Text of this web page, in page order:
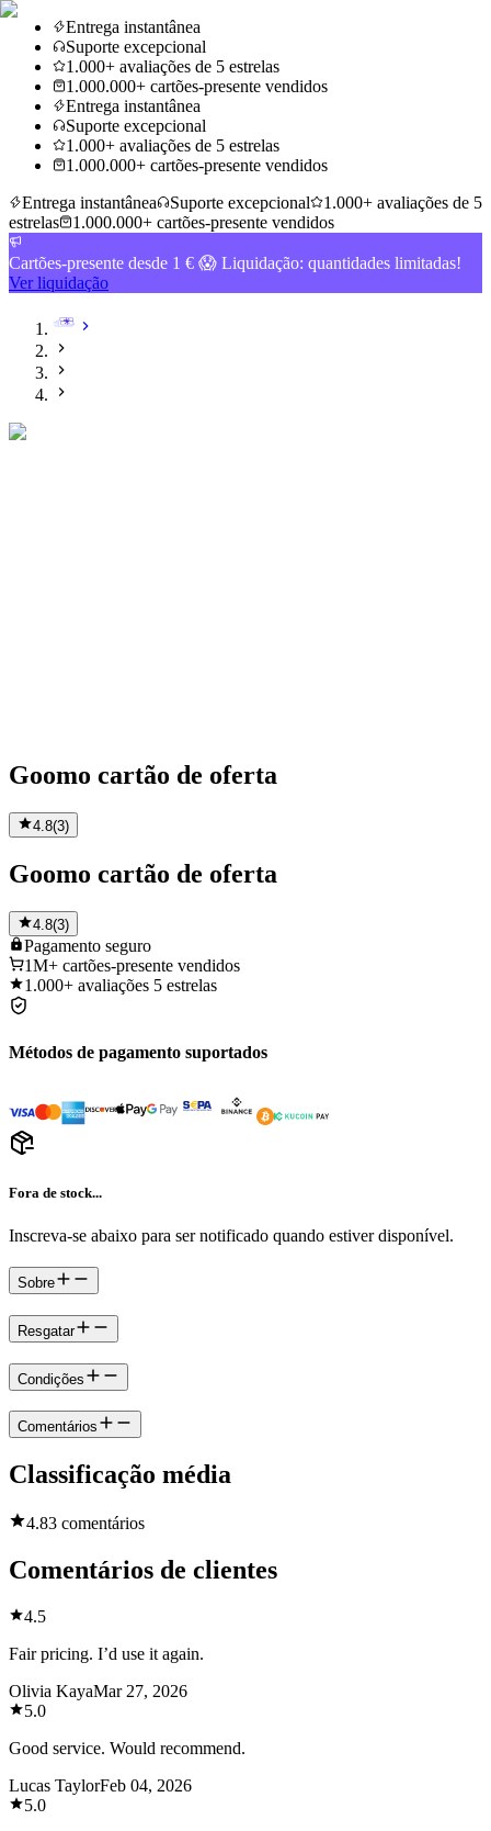
Entrega instantânea
Suporte excepcional
1.000+ avaliações de 5 estrelas
1.000.000+ cartões-presente vendidos
Entrega instantânea
Suporte excepcional
1.000+ avaliações de 5 estrelas
1.000.000+ cartões-presente vendidos
Entrega instantânea
Suporte excepcional
1.000+ avaliações de 5
estrelas
1.000.000+ cartões-presente vendidos
Cartões-presente desde 1 € 😱 Liquidação: quantidades limitadas!
Ver liquidação
Goomo cartão de oferta
4.8(3)
Goomo cartão de oferta
4.8(3)
Pagamento seguro
1M+ cartões-presente vendidos
1.000+ avaliações 5 estrelas
Métodos de pagamento suportados
Fora de stock...
Inscreva-se abaixo para ser notificado quando estiver disponível.
Sobre
Resgatar
Condições
Comentários
Classificação média
4.83 comentários
Comentários de clientes
4.5
Fair pricing. I’d use it again.
Olivia KayaMar 27, 2026
5.0
Good service. Would recommend.
Lucas TaylorFeb 04, 2026
5.0